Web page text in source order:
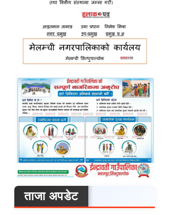
ताजा अपडेट